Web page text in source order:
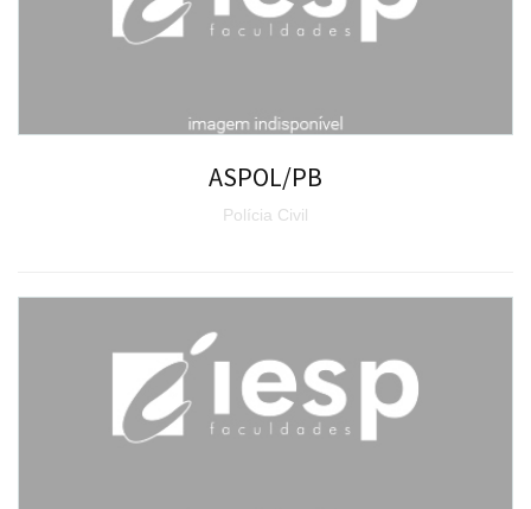
ASPOL/PB
Polícia Civil